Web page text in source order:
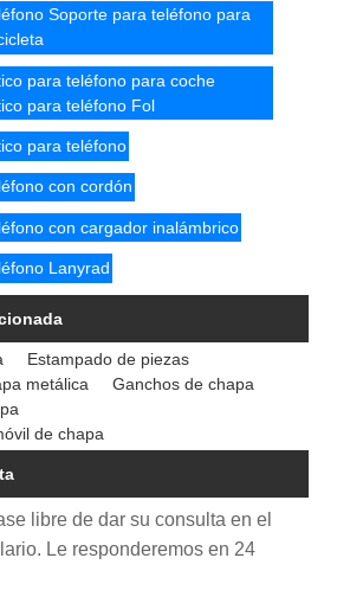
Soporte para teléfono para
para teléfono para coche
para teléfono Fol
para teléfono
con cordón
con cargador inalámbrico
Lanyrad
Estampado de piezas
metálica
Ganchos de chapa
de chapa
libre de dar su consulta en el
Le responderemos en 24